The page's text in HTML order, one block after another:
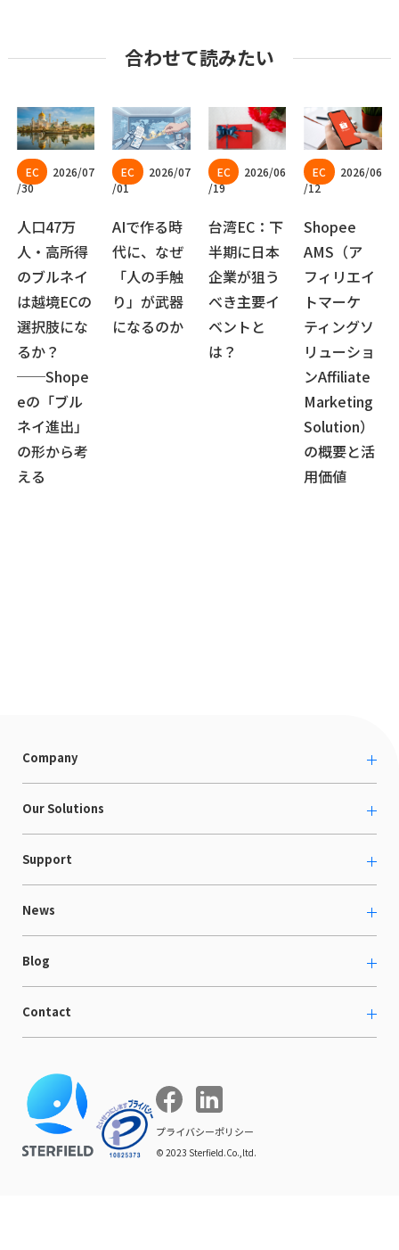
合わせて読みたい
2026/07
/30
人口47万
人・高所得
のブルネイ
は越境ECの
選択肢にな
るか？
──Shope
eの「ブル
ネイ進出」
の形から考
える
2026/07
/01
AIで作る時
代に、なぜ
「人の手触
り」が武器
になるのか
2026/06
/19
台湾EC：下
半期に日本
企業が狙う
べき主要イ
ベントと
は？
2026/06
/12
Shopee
AMS（ア
フィリエイ
トマーケ
ティングソ
リューショ
ンAffiliate
Marketing
Solution）
の概要と活
用価値
Company
About us
カルチャー
採用情報
Our Solutions
越境ECコンサルティング
Shopee支援
LaunchCart
海外向けホームページ制作
COMPE NAVI
Support
お役立ち資料
セミナー情報
News
プレスリリース
イベント
ニュース
Blog
ECブログ
開発ブログ
イベントレポート
Contact
プライバシーポリシー
© 2023 Sterfield.Co.,ltd.